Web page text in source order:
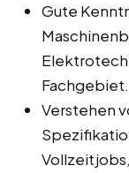
Gute
Fachgebiet.
Verstehen